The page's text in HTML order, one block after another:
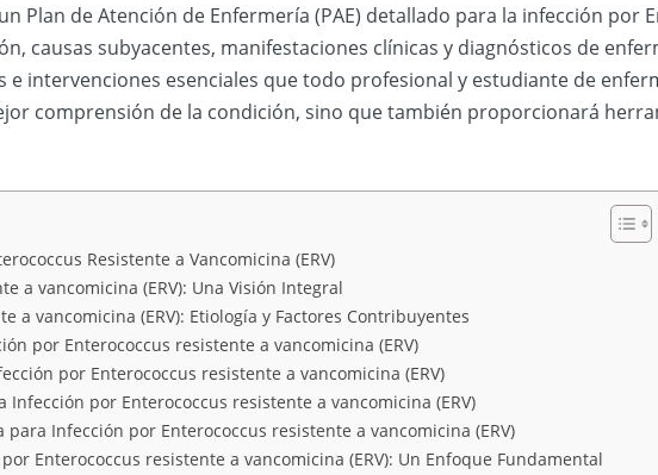
Plan de Atención de Enfermería (PAE) detallado para la infección por
causas subyacentes, manifestaciones clínicas y diagnósticos de
e intervenciones esenciales que todo profesional y estudiante de
comprensión de la condición, sino que también proporcionará
Resistente a Vancomicina (ERV)
a vancomicina (ERV): Una Visión Integral
a vancomicina (ERV): Etiología y Factores Contribuyentes
por Enterococcus resistente a vancomicina (ERV)
por Enterococcus resistente a vancomicina (ERV)
por Enterococcus resistente a vancomicina (ERV)
Infección por Enterococcus resistente a vancomicina (ERV)
Enterococcus resistente a vancomicina (ERV): Un Enfoque Fundamental